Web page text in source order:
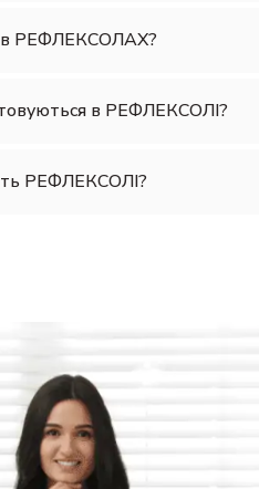
в РЕФЛЕКСОЛАХ?
в РЕФЛЕКСОЛІ?
РЕФЛЕКСОЛІ?